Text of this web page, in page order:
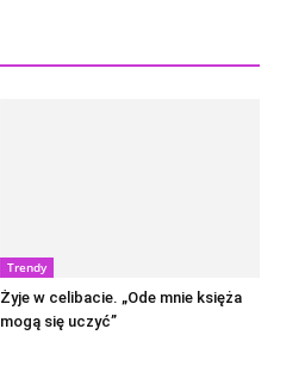
Trendy
Żyje w celibacie. „Ode mnie księża
mogą się uczyć”